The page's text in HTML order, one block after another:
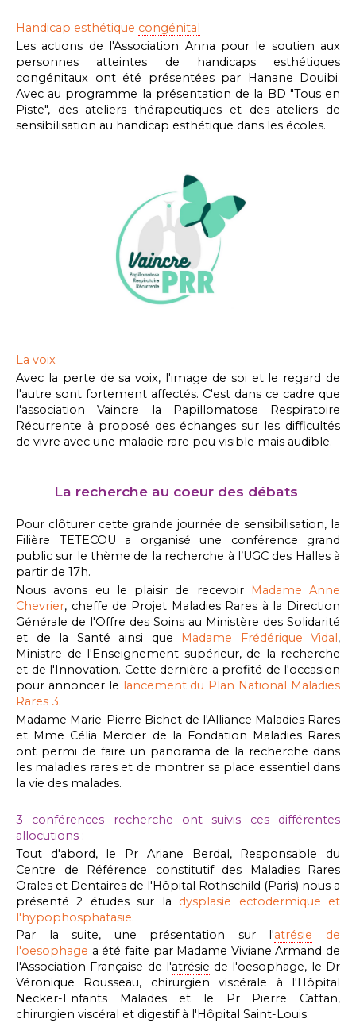
Handicap esthétique congénital
Les actions de l'Association Anna pour le soutien aux
personnes atteintes de handicaps esthétiques
congénitaux ont été présentées par Hanane Douibi.
Avec au programme la présentation de la BD "Tous en
Piste", des ateliers thérapeutiques et des ateliers de
sensibilisation au handicap esthétique dans les écoles.
La voix
Avec la perte de sa voix, l'image de soi et le regard de
l'autre sont fortement affectés. C'est dans ce cadre que
l'association Vaincre la Papillomatose Respiratoire
Récurrente à proposé des échanges sur les difficultés
de vivre avec une maladie rare peu visible mais audible.
La recherche au coeur des débats
Pour clôturer cette grande journée de sensibilisation, la
Filière TETECOU a organisé une conférence grand
public sur le thème de la recherche à l’UGC des Halles à
partir de 17h.
Nous avons eu le plaisir de recevoir Madame Anne
Chevrier, cheffe de Projet Maladies Rares à la Direction
Générale de l'Offre des Soins au Ministère des Solidarité
et de la Santé ainsi que Madame Frédérique Vidal,
Ministre de l'Enseignement supérieur, de la recherche
et de l'Innovation. Cette dernière a profité de l'occasion
pour annoncer le lancement du Plan National Maladies
Rares 3.
Madame Marie-Pierre Bichet de l'Alliance Maladies Rares
et Mme Célia Mercier de la Fondation Maladies Rares
ont permi de faire un panorama de la recherche dans
les maladies rares et de montrer sa place essentiel dans
la vie des malades.
3 conférences recherche ont suivis ces différentes
allocutions :
Tout d'abord, le Pr Ariane Berdal, Responsable du
Centre de Référence constitutif des Maladies Rares
Orales et Dentaires de l'Hôpital Rothschild (Paris) nous a
présenté 2 études sur la dysplasie ectodermique et
l'hypophosphatasie.
Par la suite, une présentation sur l'atrésie de
l'oesophage a été faite par Madame Viviane Armand de
l'Association Française de l'atrésie de l'oesophage, le Dr
Véronique Rousseau, chirurgien viscérale à l'Hôpital
Necker-Enfants Malades et le Pr Pierre Cattan,
chirurgien viscéral et digestif à l'Hôpital Saint-Louis.